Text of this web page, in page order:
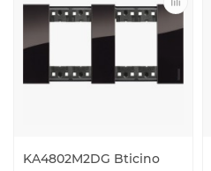
KA4802M2DG Bticino